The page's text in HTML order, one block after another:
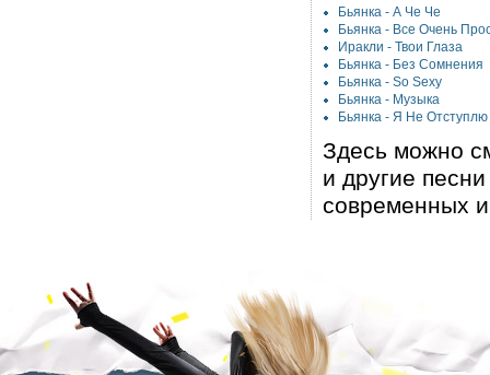
Бьянка - А Че Че
Бьянка - Все Очень
Иракли - Твои Глаза
Бьянка - Без Сомнения
Бьянка - So Sexy
Бьянка - Музыка
Бьянка - Я Не Отступлю
Здесь можно
и другие
современных